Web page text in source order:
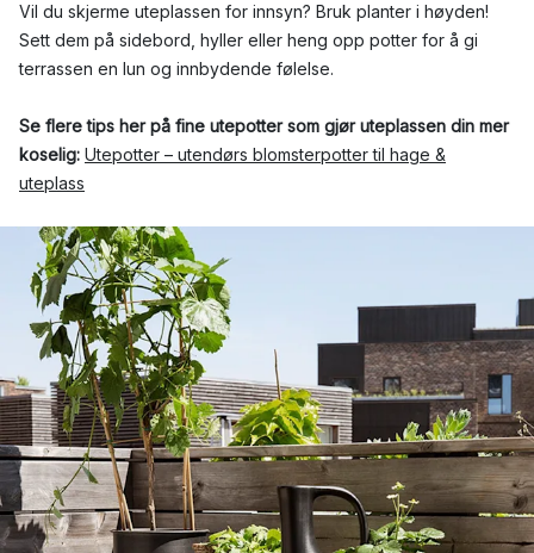
Vil du skjerme uteplassen for innsyn? Bruk planter i høyden!
Sett dem på sidebord, hyller eller heng opp potter for å gi
terrassen en lun og innbydende følelse.
Se flere tips her på fine utepotter som gjør uteplassen din mer
koselig: Utepotter – utendørs blomsterpotter til hage &
uteplass
866 kr